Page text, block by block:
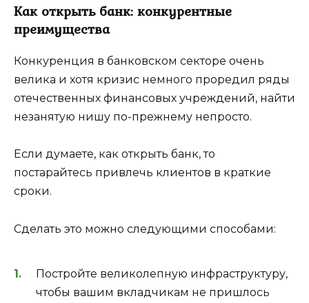
Как открыть банк: конкурентные
преимущества
Конкуренция в банковском секторе очень
велика и хотя кризис немного проредил ряды
отечественных финансовых учреждений, найти
незанятую нишу по-прежнему непросто.
Если думаете, как открыть банк, то
постарайтесь привлечь клиентов в краткие
сроки.
Сделать это можно следующими способами:
Постройте великолепную инфраструктуру,
чтобы вашим вкладчикам не пришлось